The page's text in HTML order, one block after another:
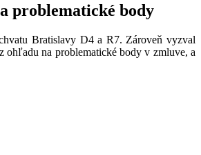
problematické body
Bratislavy D4 a R7. Zároveň vyzval
ohľadu na problematické body v zmluve, a